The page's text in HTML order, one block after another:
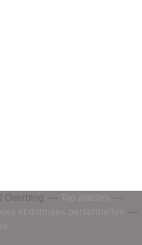
Overblog
Top articles
et données personnelles